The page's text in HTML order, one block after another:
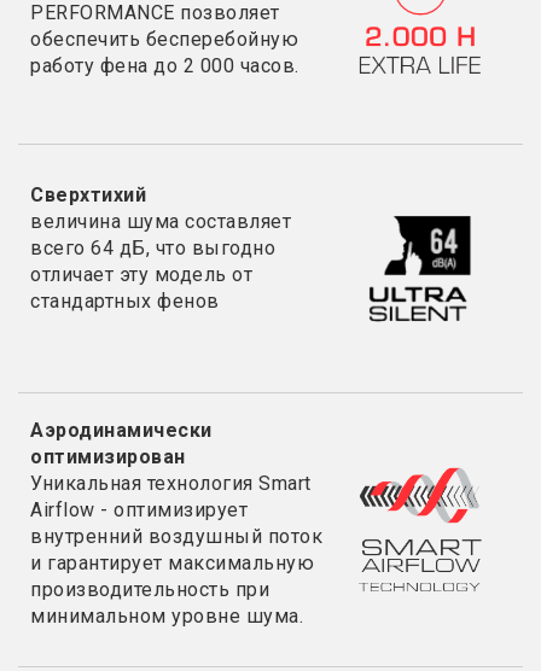
PERFORMANCE позволяет
обеспечить бесперебойную
работу фена до 2 000 часов.
Сверхтихий
величина шума составляет
всего 64 дБ, что выгодно
отличает эту модель от
стандартных фенов
Аэродинамически
оптимизирован
Уникальная технология Smart
Airflow - оптимизирует
внутренний воздушный поток
и гарантирует максимальную
производительность при
минимальном уровне шума.